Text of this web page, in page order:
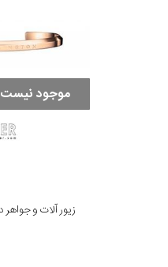
موجود نیست